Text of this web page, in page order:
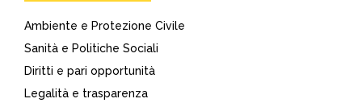
Ambiente e Protezione Civile
Sanità e Politiche Sociali
Diritti e pari opportunità
Legalità e trasparenza